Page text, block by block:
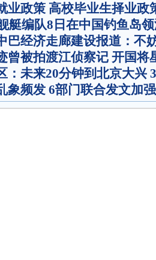
业政策 高校毕业生择业政
艇编队8日在中国钓鱼岛
巴经济走廊建设报道：不
曾被拍渡江侦察记 开国将
：未来20分钟到北京大兴
象频发 6部门联合发文加